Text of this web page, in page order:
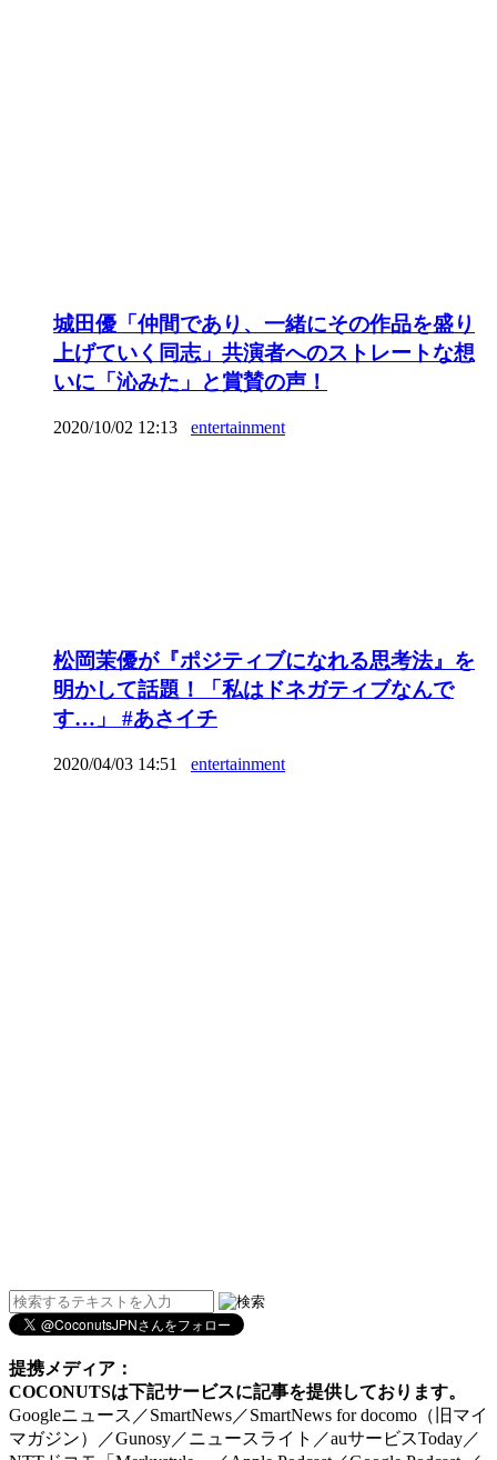
城田優「仲間であり、一緒にその作品を盛り
上げていく同志」共演者へのストレートな想
いに「沁みた」と賞賛の声！
2020/10/02 12:13 entertainment
松岡茉優が『ポジティブになれる思考法』を
明かして話題！「私はドネガティブなんで
す…」 #あさイチ
2020/04/03 14:51 entertainment
提携メディア：
COCONUTSは下記サービスに記事を提供しております。
Googleニュース／SmartNews／SmartNews for docomo（旧マイ
マガジン）／Gunosy／ニュースライト／auサービスToday／